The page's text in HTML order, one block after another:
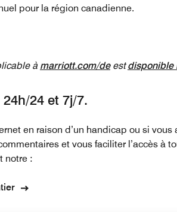
pour la région canadienne.
à marriott.com/deestdisponible
24 et 7j/7.
en raison d’un handicap ou si
et vous faciliter l’accès à
notre :